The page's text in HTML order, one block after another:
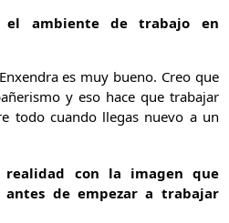
el ambiente de trabajo en
es muy bueno. Creo que
y eso hace que trabajar
todo cuando llegas nuevo a un
realidad con la imagen que
antes de empezar a trabajar